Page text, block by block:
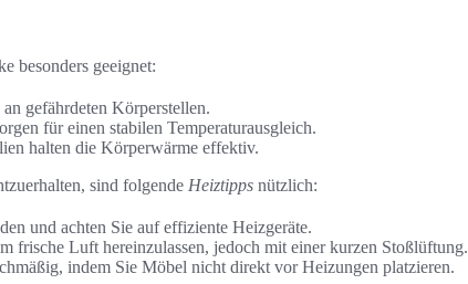
besonders geeignet:
an gefährdeten Körperstellen.
für einen stabilen Temperaturausgleich.
halten die Körperwärme effektiv.
sind folgende Heiztipps nützlich:
und achten Sie auf effiziente Heizgeräte.
frische Luft hereinzulassen, jedoch mit einer kurzen Stoßlüftung.
indem Sie Möbel nicht direkt vor Heizungen platzieren.